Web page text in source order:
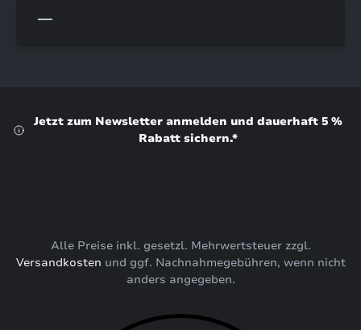
Jetzt zum Newsletter anmelden und dauerhaft 5 %
Rabatt sichern.*
Alle Preise inkl. gesetzl. Mehrwertsteuer zzgl.
Versandkosten und ggf. Nachnahmegebühren, wenn nicht
anders angegeben.